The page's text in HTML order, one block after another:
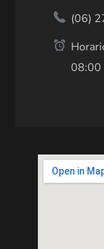
(06)
08:00